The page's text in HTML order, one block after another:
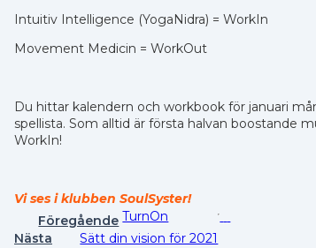
Intuitiv Intelligence (YogaNidra) = WorkIn
Movement Medicin = WorkOut
Du hittar kalendern och workbook för januari
spellista. Som alltid är första halvan boostande
WorkIn!
Vi ses i klubben SoulSyster!
Föregående TurnOn
Nästa
Sätt din vision för 2021